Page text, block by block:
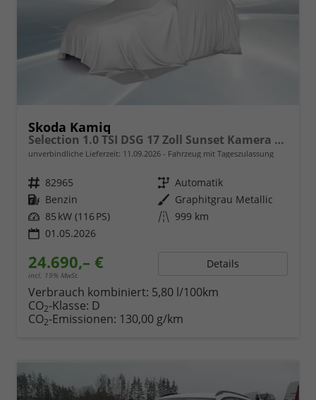
Skoda Kamiq
Selection 1.0 TSI DSG 17 Zoll Sunset Kamera PDC v+h
unverbindliche Lieferzeit: 11.09.2026 Fahrzeug mit Tageszulassung
Fahrzeugnr. 82965 Getriebe Automatik
Kraftstoff Benzin Außenfarbe Graphitgrau Metallic
Leistung 85 kW (116 PS) Kilometerstand 999 km
01.05.2026
24.690,– €
incl. 19% MwSt.
Details
Verbrauch kombiniert: 5,80 l/100km
CO2-Klasse: D
CO2-Emissionen: 130,00 g/km